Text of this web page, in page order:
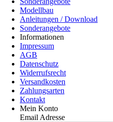
Modellbau
Anleitungen / Download
Sonderangebote
Informationen
Impressum
AGB
Datenschutz
Widerrufsrecht
Versandkosten
Zahlungsarten
Kontakt
Mein Konto
Email Adresse